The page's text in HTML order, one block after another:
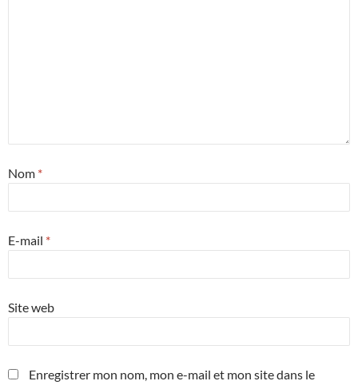
Nom *
E-mail *
Site web
Enregistrer mon nom, mon e-mail et mon site dans le